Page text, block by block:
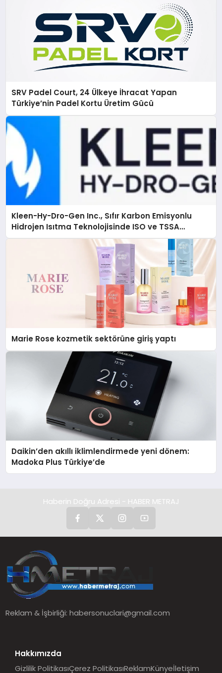
SRV Padel Court, 24 Ülkeye İhracat Yapan
Türkiye’nin Padel Kortu Üretim Gücü
Kleen-Hy-Dro-Gen Inc., Sıfır Karbon Emisyonlu
Hidrojen Isıtma Teknolojisinde ISO ve TSSA
Düzenleyici Onaylarını Aldı
Marie Rose kozmetik sektörüne giriş yaptı
Daikin’den akıllı iklimlendirmede yeni dönem:
Madoka Plus Türkiye’de
Haberin Doğru Adresi - HABER METRAJ
Reklam & İşbirliği:habersonuclari@gmail.com
Hakkımızda
Gizlilik PolitikasıÇerez PolitikasıReklamKünyeİletişim